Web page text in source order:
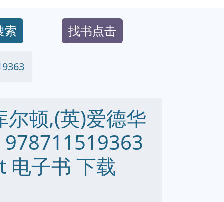
索 找书点击
尔顿,(英)爱德华
978711519363
子书 下载